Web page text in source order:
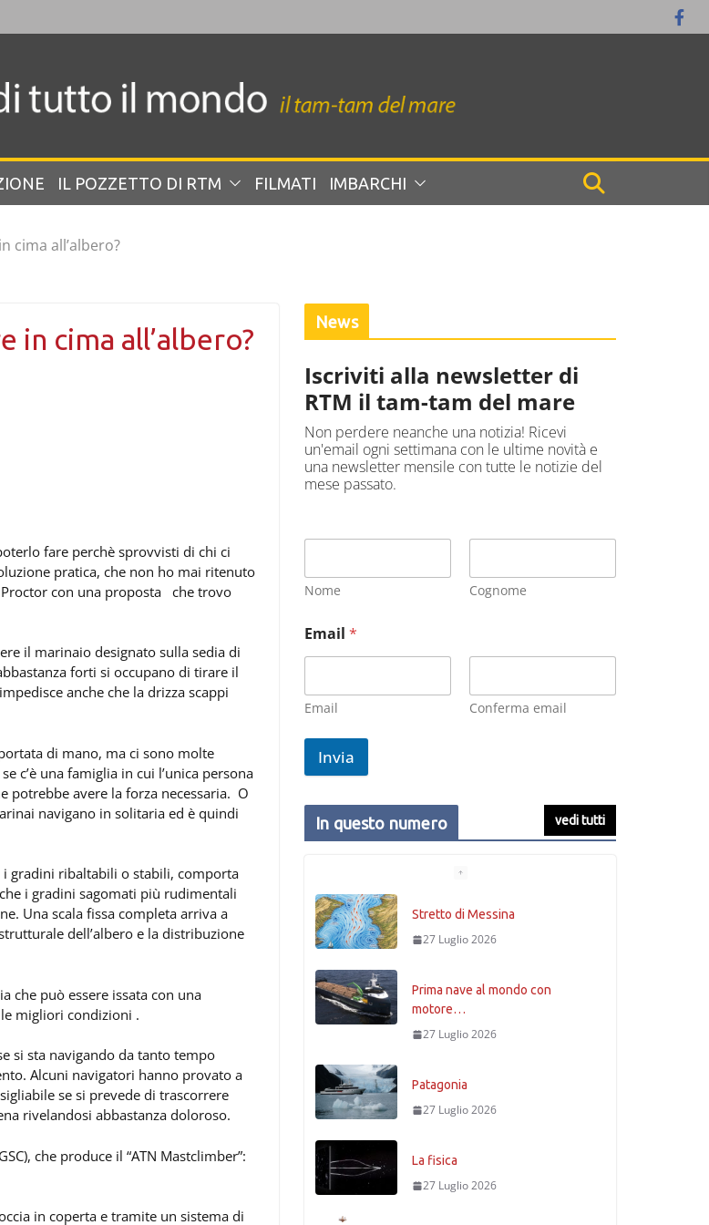
IL POZZETTO DI RTM FILMATI IMBARCHI
cima all’albero?
in cima all’albero?
fare perchè sprovvisti di chi ci
pratica, che non ho mai ritenuto
con una proposta che trovo
il marinaio designato sulla sedia di
forti si occupano di tirare il
anche che la drizza scappi
di mano, ma ci sono molte
c’è una famiglia in cui l’unica persona
potrebbe avere la forza necessaria. O
navigano in solitaria ed è quindi
i gradini ribaltabili o stabili, comporta
i gradini sagomati più rudimentali
Una scala fissa completa arriva a
dell’albero e la distribuzione
che può essere issata con una
migliori condizioni .
si sta navigando da tanto tempo
Alcuni navigatori hanno provato a
se si prevede di trascorrere
rivelandosi abbastanza doloroso.
che produce il “ATN Mastclimber”:
in coperta e tramite un sistema di
News
Iscriviti alla newsletter di
RTM il tam-tam del mare
Non perdere neanche una notizia! Ricevi
un'email ogni settimana con le ultime novità e
una newsletter mensile con tutte le notizie del
mese passato.
Nome Cognome
Email *
Email Conferma email
Invia
In questo numero vedi tutti
Stretto di Messina
27 Luglio 2026
Prima nave al mondo con
motore…
27 Luglio 2026
Patagonia
27 Luglio 2026
La fisica
27 Luglio 2026